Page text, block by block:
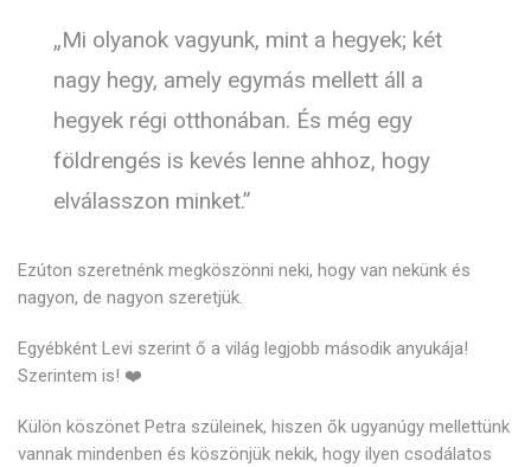
„Mi olyanok vagyunk, mint a hegyek; két
nagy hegy, amely egymás mellett áll a
hegyek régi otthonában. És még egy
földrengés is kevés lenne ahhoz, hogy
elválasszon minket.”
Ezúton szeretnénk megköszönni neki, hogy van nekünk és
nagyon, de nagyon szeretjük.
Egyébként Levi szerint ő a világ legjobb második anyukája!
Szerintem is! ❤️
Külön köszönet Petra szüleinek, hiszen ők ugyanúgy mellettünk
vannak mindenben és köszönjük nekik, hogy ilyen csodálatos